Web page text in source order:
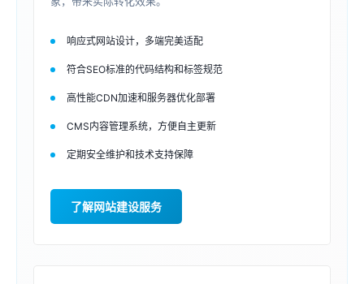
响应式网站设计，多端完美适配
符合SEO标准的代码结构和标签规范
高性能CDN加速和服务器优化部署
CMS内容管理系统，方便自主更新
定期安全维护和技术支持保障
了解网站建设服务